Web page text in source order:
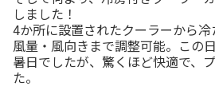
しました！
4か所に設置されたクーラーから冷
風量・風向きまで調整可能。この
暑日でしたが、驚くほど快適で、
た。